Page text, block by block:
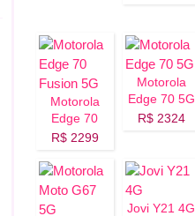
Motorola
Edge 70
Fusion 5G
R$ 2299
Motorola
Edge 70 5G
R$ 2324
Jovi Y21 4G